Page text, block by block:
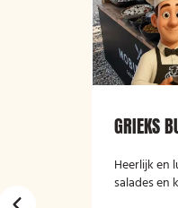
GRIEKS
Heerlijk en
salades en